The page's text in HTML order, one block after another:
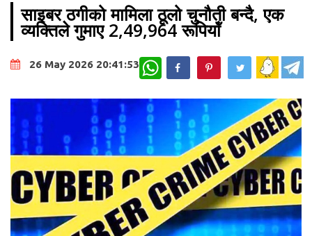
साइबर ठगीको मामिला ठूलो चुनौती बन्दै, एक
व्यक्तिले गुमाए 2,49,964 रूपियॉं
26 May 2026 20:41:53 WhatsApp